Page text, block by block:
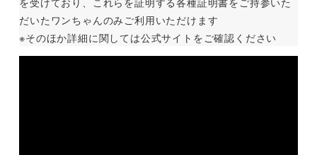
だいたワンちゃんのみご利用いただけます
※そのほか詳細に関しては公式サイトをご確認ください